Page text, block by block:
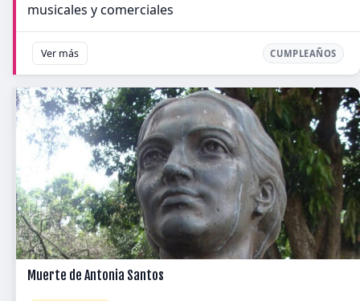
musicales y comerciales
Ver más CUMPLEAÑOS
Muerte de Antonia Santos